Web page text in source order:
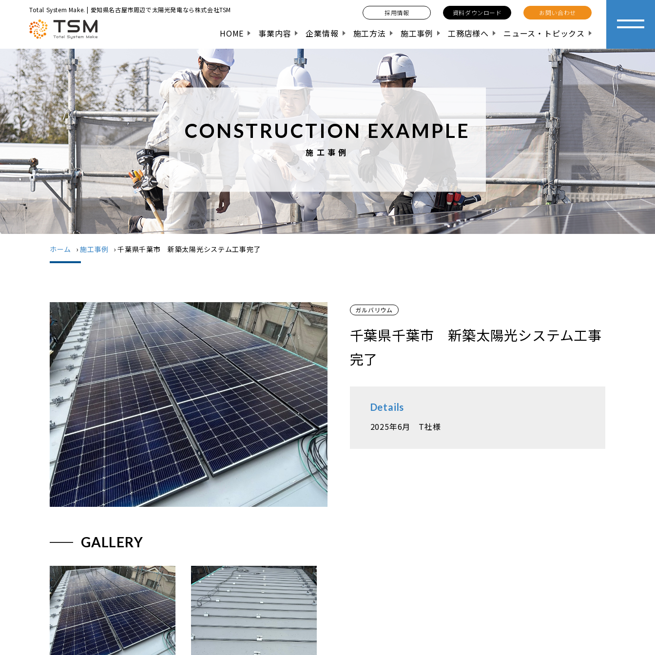
Total System Make. | 愛知県名古屋市周辺で太陽光発電なら株式会社TSM 採用情報 資料ダウンロード お問い合わせ
HOME 事業内容 企業情報 施工方法 施工事例 工務店様へ ニュース・トピックス
CONSTRUCTION EXAMPLE
施工事例
ホーム ›施工事例 ›千葉県千葉市 新築太陽光システム工事完了
ガルバリウム
千葉県千葉市 新築太陽光システム工事
完了
Details
2025年6月 T社様
GALLERY